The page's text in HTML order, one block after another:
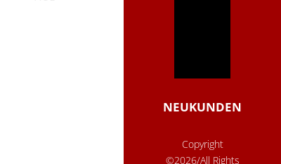
NEUKUNDEN
Copyright
©2026/All Rights